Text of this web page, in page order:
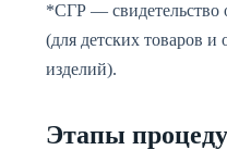
*СГР — свидетельство
(для детских товаров
изделий).
Этапы